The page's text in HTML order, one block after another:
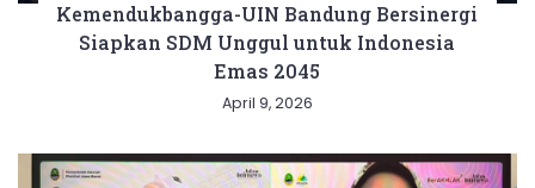
Kemendukbangga-UIN Bandung Bersinergi
Siapkan SDM Unggul untuk Indonesia
Emas 2045
April 9, 2026